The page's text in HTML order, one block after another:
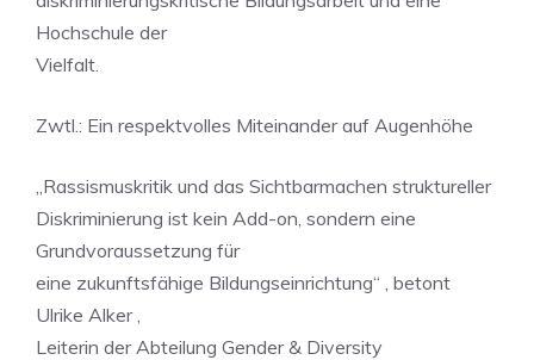
Hochschule der
Vielfalt.
Zwtl.: Ein respektvolles Miteinander auf Augenhöhe
„Rassismuskritik und das Sichtbarmachen struktureller
Diskriminierung ist kein Add-on, sondern eine
Grundvoraussetzung für
eine zukunftsfähige Bildungseinrichtung“ , betont
Ulrike Alker ,
Leiterin der Abteilung Gender & Diversity